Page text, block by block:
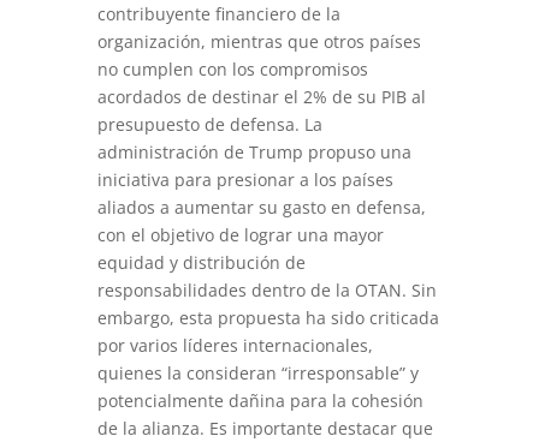
contribuyente financiero de la
organización, mientras que otros países
no cumplen con los compromisos
acordados de destinar el 2% de su PIB al
presupuesto de defensa. La
administración de Trump propuso una
iniciativa para presionar a los países
aliados a aumentar su gasto en defensa,
con el objetivo de lograr una mayor
equidad y distribución de
responsabilidades dentro de la OTAN. Sin
embargo, esta propuesta ha sido criticada
por varios líderes internacionales,
quienes la consideran “irresponsable” y
potencialmente dañina para la cohesión
de la alianza. Es importante destacar que